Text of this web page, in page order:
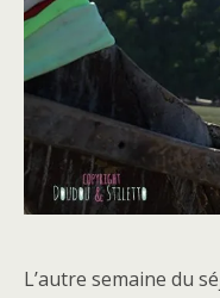
L’autre semaine du